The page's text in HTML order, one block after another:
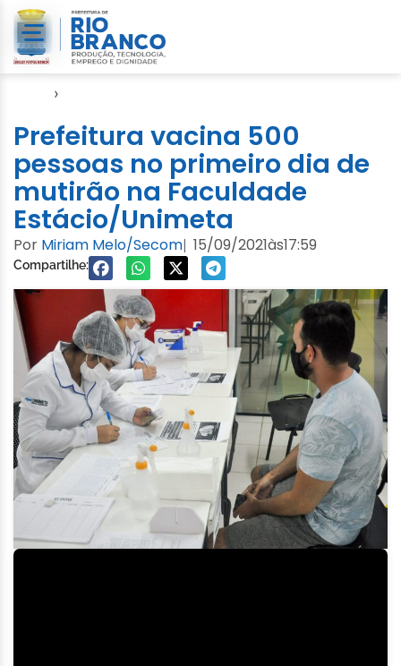
›
Prefeitura vacina 500
pessoas no primeiro dia de
mutirão na Faculdade
Estácio/Unimeta
Por Miriam Melo/Secom| 15/09/2021às17:59
Compartilhe: